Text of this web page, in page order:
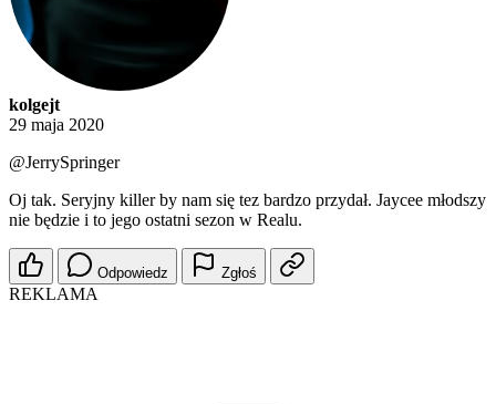
kolgejt
29 maja 2020
@JerrySpringer
Oj tak. Seryjny killer by nam się tez bardzo przydał. Jaycee młodszy
nie będzie i to jego ostatni sezon w Realu.
Odpowiedz Zgłoś
REKLAMA